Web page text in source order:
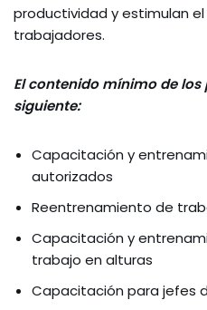
productividad y estimulan
trabajadores.
El contenido mínimo de los
siguiente:
Capacitación y
autorizados
Reentrenamiento de
Capacitación y
trabajo en alturas
Capacitación para jefes